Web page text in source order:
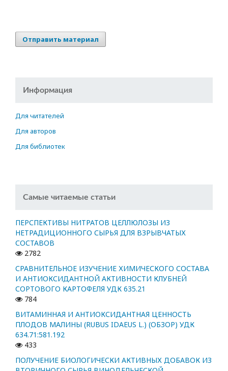
Отправить материал
Информация
Для читателей
Для авторов
Для библиотек
Самые читаемые статьи
ПЕРСПЕКТИВЫ НИТРАТОВ ЦЕЛЛЮЛОЗЫ ИЗ
НЕТРАДИЦИОННОГО СЫРЬЯ ДЛЯ ВЗРЫВЧАТЫХ
СОСТАВОВ
2782
СРАВНИТЕЛЬНОЕ ИЗУЧЕНИЕ ХИМИЧЕСКОГО СОСТАВА
И АНТИОКСИДАНТНОЙ АКТИВНОСТИ КЛУБНЕЙ
СОРТОВОГО КАРТОФЕЛЯ УДК 635.21
784
ВИТАМИННАЯ И АНТИОКСИДАНТНАЯ ЦЕННОСТЬ
ПЛОДОВ МАЛИНЫ (RUBUS IDAEUS L.) (ОБЗОР) УДК
634.71:581.192
433
ПОЛУЧЕНИЕ БИОЛОГИЧЕСКИ АКТИВНЫХ ДОБАВОК ИЗ